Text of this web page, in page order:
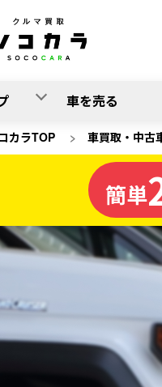
車を売る
カラTOP > 車買取・中古
海道
カラの
簡単